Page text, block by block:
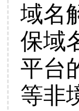
域名
保域
平台
等非